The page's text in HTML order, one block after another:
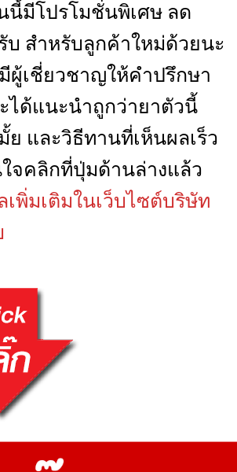
นี้มีโปรโมชั่นพิเศษ ลด
บ สำหรับลูกค้าใหม่ด้วยนะ
ผู้เชี่ยวชาญให้คำปรึกษา
ได้แนะนำถูกว่ายาตัวนี้
ย และวิธีทานที่เห็นผลเร็ว
จคลิกที่ปุ่มด้านล่างแล้ว
พิ่มเติมในเว็บไซต์บริษัท